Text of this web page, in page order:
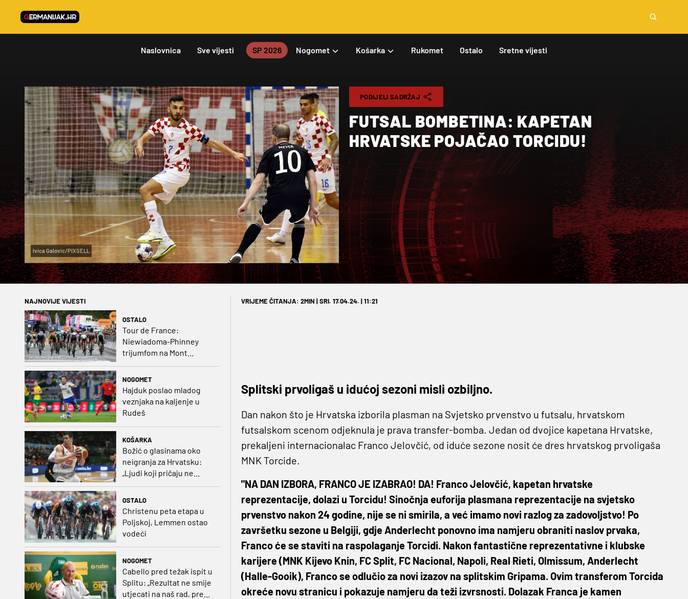
Naslovnica Sve vijesti SP 2026 Nogomet Košarka Rukomet Ostalo Sretne vijesti
Ivica Galovic/PIXSELL
PODIJELI SADRŽAJ
FUTSAL BOMBETINA: KAPETAN
HRVATSKE POJAČAO TORCIDU!
NAJNOVIJE VIJESTI
OSTALO
Tour de France:
Niewiadoma-Phinney
trijumfom na Mont
NOGOMET
Hajduk poslao mladog
veznjaka na kaljenje u
Rudeš
KOŠARKA
Božić o glasinama oko
neigranja za Hrvatsku:
„Ljudi koji pričaju ne
plaćaju mi račune, ne
dušebrižnika“
OSTALO
Christenu peta etapa u
Poljskoj, Lemmen ostao
vodeći
NOGOMET
Cabello pred težak ispit u
Splitu: „Rezultat ne smije
utjecati na naš rad, pred
VRIJEME ČITANJA: 2MIN | SRI. 17.04.24. | 11:21
Splitski prvoligaš u idućoj sezoni misli ozbiljno.
Dan nakon što je Hrvatska izborila plasman na Svjetsko prvenstvo u futsalu, hrvatskom
futsalskom scenom odjeknula je prava transfer-bomba. Jedan od dvojice kapetana Hrvatske,
prekaljeni internacionalac Franco Jelovčić, od iduće sezone nosit će dres hrvatskog prvoligaša
MNK Torcide.
"NA DAN IZBORA, FRANCO JE IZABRAO! DA! Franco Jelovčić, kapetan hrvatske
reprezentacije, dolazi u Torcidu! Sinočnja euforija plasmana reprezentacije na svjetsko
prvenstvo nakon 24 godine, nije se ni smirila, a već imamo novi razlog za zadovoljstvo! Po
završetku sezone u Belgiji, gdje Anderlecht ponovno ima namjeru obraniti naslov prvaka,
Franco će se staviti na raspolaganje Torcidi. Nakon fantastične reprezentativne i klubske
karijere (MNK Kijevo Knin, FC Split, FC Nacional, Napoli, Real Rieti, Olmissum, Anderlecht
(Halle-Gooik), Franco se odlučio za novi izazov na splitskim Gripama. Ovim transferom Torcida
okreće novu stranicu i pokazuje namjeru da teži izvrsnosti. Dolazak Franca je kamen